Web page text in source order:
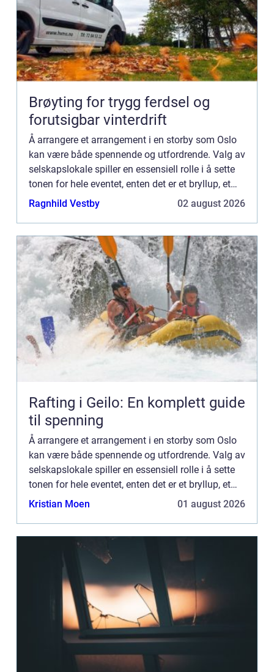
Brøyting for trygg ferdsel og
forutsigbar vinterdrift
Å arrangere et arrangement i en storby som Oslo
kan være både spennende og utfordrende. Valg av
selskapslokale spiller en essensiell rolle i å sette
tonen for hele eventet, enten det er et bryllup, et
jubileum, en firmabilder ...
Ragnhild Vestby 02 august 2026
Rafting i Geilo: En komplett guide
til spenning
Å arrangere et arrangement i en storby som Oslo
kan være både spennende og utfordrende. Valg av
selskapslokale spiller en essensiell rolle i å sette
tonen for hele eventet, enten det er et bryllup, et
jubileum, en firmabilder ...
Kristian Moen 01 august 2026